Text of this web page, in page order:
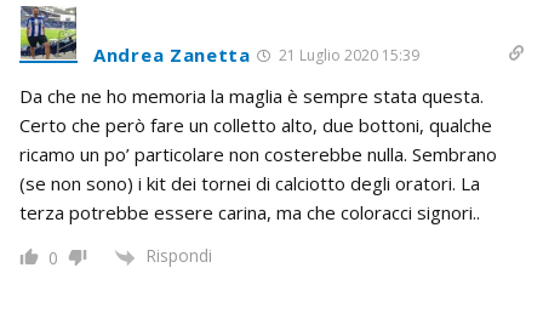
Andrea Zanetta 21 Luglio 2020 15:39
Da che ne ho memoria la maglia è sempre stata questa.
Certo che però fare un colletto alto, due bottoni, qualche
ricamo un po’ particolare non costerebbe nulla. Sembrano
(se non sono) i kit dei tornei di calciotto degli oratori. La
terza potrebbe essere carina, ma che coloracci signori..
0 Rispondi